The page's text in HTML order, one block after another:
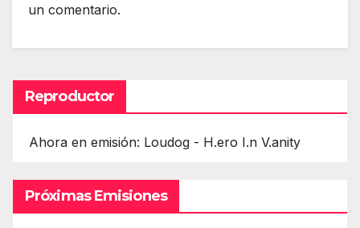
un comentario.
Reproductor
Ahora en emisión: Loudog - H.ero I.n V.anity
Próximas Emisiones